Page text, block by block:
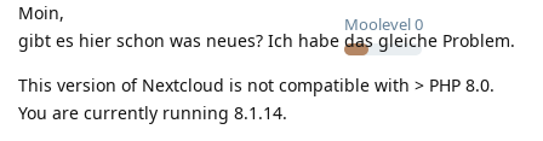
Moolevel0
Moin,
gibt es hier schon was neues? Ich habe das gleiche Problem.
This version of Nextcloud is not compatible with > PHP 8.0.
You are currently running 8.1.14.